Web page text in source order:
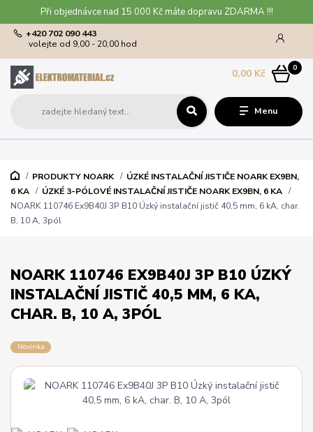
Při objednávce nad 15 000 Kč máte dopravu ZDARMA !!!
Menu
+420 702 090 443
volejte od 9,00 - 20,00 hod
0
0,00 Kč
PRODUKTY NOARK
ÚZKÉ INSTALAČNÍ JISTIČE NOARK EX9BN,
6 KA
ÚZKÉ 3-PÓLOVÉ INSTALAČNÍ JISTIČE NOARK EX9BN, 6 KA
NOARK 110746 Ex9B40J 3P B10 Úzký instalační jistič 40,5 mm, 6 kA, char.
B, 10 A, 3pól
NOARK 110746 EX9B40J 3P B10 ÚZKÝ
INSTALAČNÍ JISTIČ 40,5 MM, 6 KA,
CHAR. B, 10 A, 3PÓL
Novinka